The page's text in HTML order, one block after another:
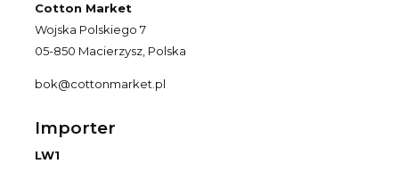
Cotton Market
Wojska Polskiego 7
05-850 Macierzysz, Polska
bok@cottonmarket.pl
Importer
LW1